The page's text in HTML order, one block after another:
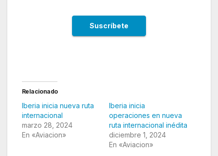
Relacionado
Iberia inicia nueva ruta
internacional
marzo 28, 2024
En «Aviacion»
Iberia inicia
operaciones en nueva
ruta internacional inédita
diciembre 1, 2024
En «Aviacion»